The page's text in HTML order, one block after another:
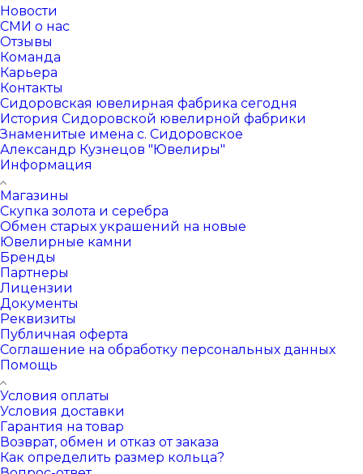
Новости
СМИ о нас
Отзывы
Команда
Карьера
Контакты
Сидоровская ювелирная фабрика сегодня
История Сидоровской ювелирной фабрики
Знаменитые имена с. Сидоровское
Александр Кузнецов "Ювелиры"
Информация
Магазины
Скупка золота и серебра
Обмен старых украшений на новые
Ювелирные камни
Бренды
Партнеры
Лицензии
Документы
Реквизиты
Публичная оферта
Соглашение на обработку персональных данных
Помощь
Условия оплаты
Условия доставки
Гарантия на товар
Возврат, обмен и отказ от заказа
Как определить размер кольца?